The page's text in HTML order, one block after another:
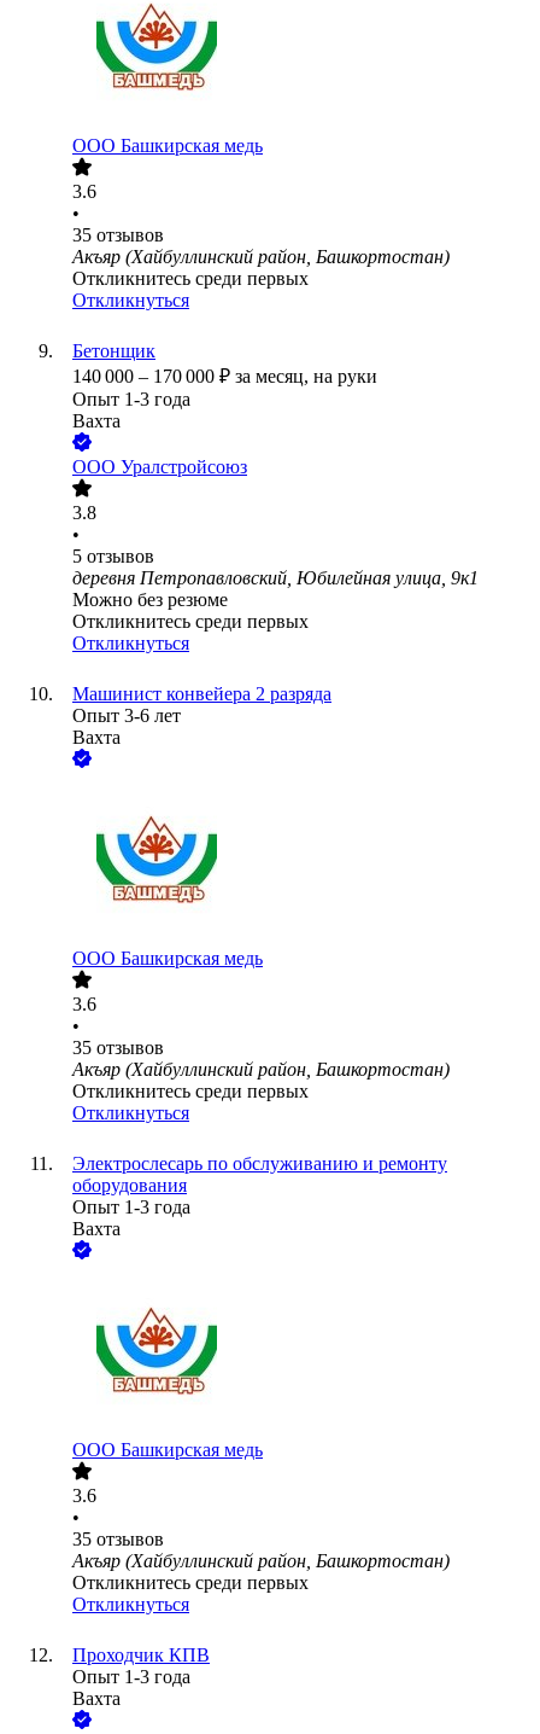
ООО Башкирская медь
3.6
•
35 отзывов
Акъяр (Хайбуллинский район, Башкортостан)
Откликнитесь среди первых
Откликнуться
Бетонщик
140 000 – 170 000 ₽ за месяц, на руки
Опыт 1-3 года
Вахта
ООО Уралстройсоюз
3.8
•
5 отзывов
деревня Петропавловский, Юбилейная улица, 9к1
Можно без резюме
Откликнитесь среди первых
Откликнуться
Машинист конвейера 2 разряда
Опыт 3-6 лет
Вахта
ООО Башкирская медь
3.6
•
35 отзывов
Акъяр (Хайбуллинский район, Башкортостан)
Откликнитесь среди первых
Откликнуться
Электрослесарь по обслуживанию и ремонту
оборудования
Опыт 1-3 года
Вахта
ООО Башкирская медь
3.6
•
35 отзывов
Акъяр (Хайбуллинский район, Башкортостан)
Откликнитесь среди первых
Откликнуться
Проходчик КПВ
Опыт 1-3 года
Вахта